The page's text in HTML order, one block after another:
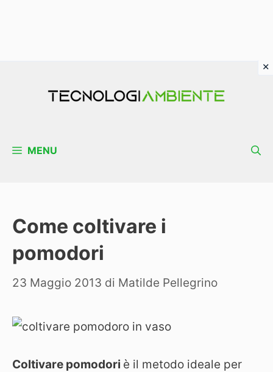
MENU
Come coltivare i
pomodori
23 Maggio 2013 di Matilde Pellegrino
Coltivare pomodori è il metodo ideale per